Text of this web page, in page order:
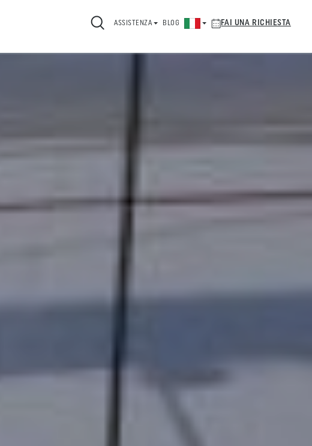
ASSISTENZA BLOG FAI UNA RICHIESTA